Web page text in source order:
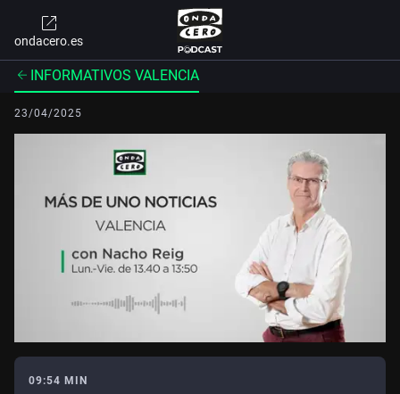
ondacero.es
INFORMATIVOS VALENCIA
23/04/2025
09:54 MIN